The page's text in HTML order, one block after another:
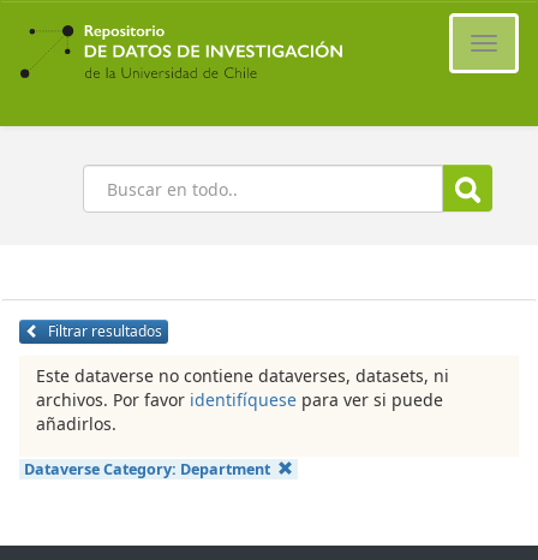
Ir
contenido
principal
Buscar
Filtrar resultados
Este dataverse no contiene dataverses, datasets, ni
archivos. Por favor identifíquese para ver si puede
añadirlos.
Dataverse Category: Department